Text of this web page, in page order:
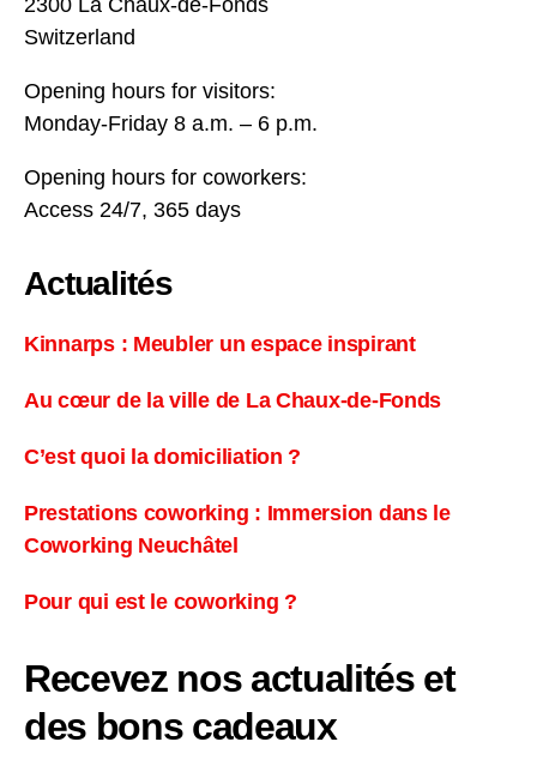
2300 La Chaux-de-Fonds
Switzerland
Opening hours for visitors:
Monday-Friday 8 a.m. – 6 p.m.
Opening hours for coworkers:
Access 24/7, 365 days
Actualités
Kinnarps : Meubler un espace inspirant
Au cœur de la ville de La Chaux-de-Fonds
C’est quoi la domiciliation ?
Prestations coworking : Immersion dans le
Coworking Neuchâtel
Pour qui est le coworking ?
Recevez nos actualités et
des bons cadeaux